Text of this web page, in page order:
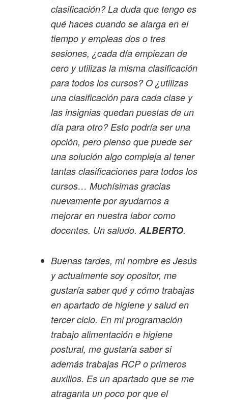
clasificación? La duda que tengo es
qué haces cuando se alarga en el
tiempo y empleas dos o tres
sesiones, ¿cada día empiezan de
cero y utilizas la misma clasificación
para todos los cursos? O ¿utilizas
una clasificación para cada clase y
las insignias quedan puestas de un
día para otro? Esto podría ser una
opción, pero pienso que puede ser
una solución algo compleja al tener
tantas clasificaciones para todos los
cursos… Muchísimas gracias
nuevamente por ayudarnos a
mejorar en nuestra labor como
docentes. Un saludo. ALBERTO.
Buenas tardes, mi nombre es Jesús
y actualmente soy opositor, me
gustaría saber qué y cómo trabajas
en apartado de higiene y salud en
tercer ciclo. En mi programación
trabajo alimentación e higiene
postural, me gustaría saber si
además trabajas RCP o primeros
auxilios. Es un apartado que se me
atraganta un poco por que el